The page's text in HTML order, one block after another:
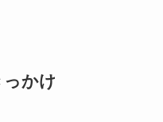
かけ